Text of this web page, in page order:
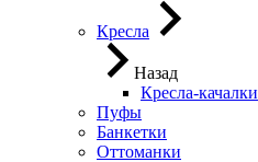
Кресла
Назад
Кресла-качалки
Пуфы
Банкетки
Оттоманки